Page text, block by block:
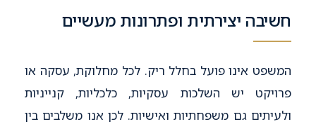
חשיבה יצירתית ופתרונות מעשיים
המשפט אינו פועל בחלל ריק. לכל מחלוקת, עסקה או
פרויקט יש השלכות עסקיות, כלכליות, קנייניות
ולעיתים גם משפחתיות ואישיות. לכן אנו משלבים בין